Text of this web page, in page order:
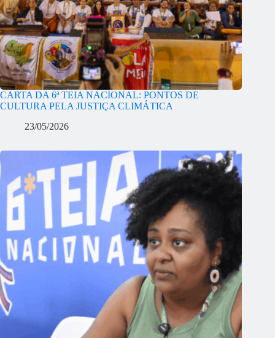
CARTA DA 6ª TEIA NACIONAL: PONTOS DE
CULTURA PELA JUSTIÇA CLIMÁTICA
23/05/2026